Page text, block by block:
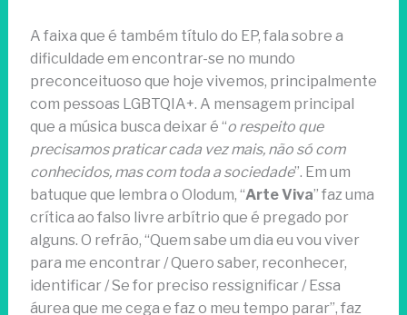
A faixa que é também título do EP, fala sobre a
dificuldade em encontrar-se no mundo
preconceituoso que hoje vivemos, principalmente
com pessoas LGBTQIA+. A mensagem principal
que a música busca deixar é “o respeito que
precisamos praticar cada vez mais, não só com
conhecidos, mas com toda a sociedade”. Em um
batuque que lembra o Olodum, “Arte Viva” faz uma
crítica ao falso livre arbítrio que é pregado por
alguns. O refrão, “Quem sabe um dia eu vou viver
para me encontrar / Quero saber, reconhecer,
identificar / Se for preciso ressignificar / Essa
áurea que me cega e faz o meu tempo parar”, faz